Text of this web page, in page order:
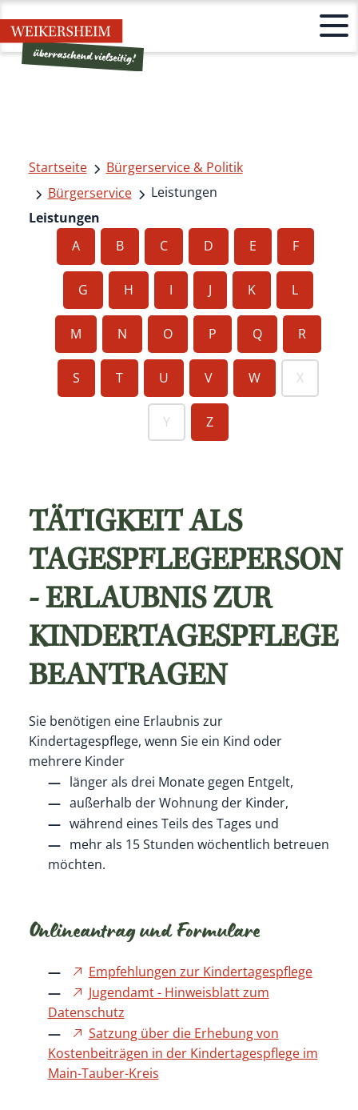
Startseite
Bürgerservice & Politik
Bürgerservice
Leistungen
Leistungen
A
B C D E F
G H I J K L
M N O P Q R
S T U V W X
Y Z
TÄTIGKEIT ALS
TAGESPFLEGEPERSON
- ERLAUBNIS ZUR
KINDERTAGESPFLEGE
BEANTRAGEN
Sie benötigen eine Erlaubnis zur
Kindertagespflege, wenn Sie ein Kind oder
mehrere Kinder
länger als drei Monate gegen Entgelt,
außerhalb der Wohnung der Kinder,
während eines Teils des Tages und
mehr als 15 Stunden wöchentlich betreuen
möchten.
Onlineantrag und Formulare
Empfehlungen zur Kindertagespflege
Jugendamt - Hinweisblatt zum
Datenschutz
Satzung über die Erhebung von
Kostenbeiträgen in der Kindertagespflege im
Main-Tauber-Kreis